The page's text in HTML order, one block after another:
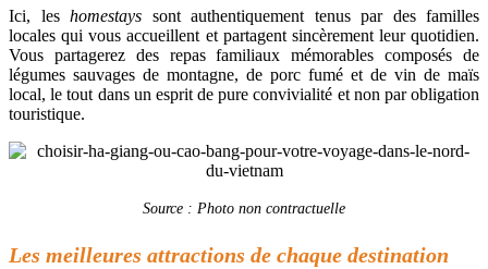
Ici, les homestays sont authentiquement tenus par des familles
locales qui vous accueillent et partagent sincèrement leur quotidien.
Vous partagerez des repas familiaux mémorables composés de
légumes sauvages de montagne, de porc fumé et de vin de maïs
local, le tout dans un esprit de pure convivialité et non par obligation
touristique.
Source : Photo non contractuelle
Les meilleures attractions de chaque destination